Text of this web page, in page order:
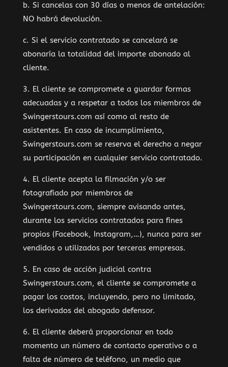
b. Si cancelas con 30 días o menos de antelación:
NO habrá devolución.
c. Si el servicio contratado se cancelará se
abonaría la totalidad del importe abonado al
cliente.
3. El cliente se compromete a guardar formas
adecuadas y a respetar a todos los miembros de
Swingerstours.com así como al resto de
asistentes. En caso de incumplimiento,
Swingerstours.com se reserva el derecho a negar
su participación en cualquier servicio contratado.
4. El cliente acepta la filmación y/o ser
fotografiado por miembros de
Swingerstours.com, siempre avisando antes,
durante los servicios contratados para fines
propios (Facebook, Instagram,…), nunca para ser
vendidos o utilizados por terceras empresas.
5. En caso de acción judicial contra
Swingerstours.com, el cliente se compromete a
pagar los costos, incluyendo, pero no limitado,
los derivados del abogado defensor.
6. El cliente deberá proporcionar en todo
momento un número de contacto operativo o a
falta de número de teléfono, un medio que